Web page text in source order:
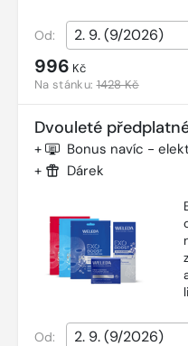
Od:
996 Kč
Na stánku:1428 Kč
Dvouleté
+ Bonus navíc -
+ Dárek
Od: